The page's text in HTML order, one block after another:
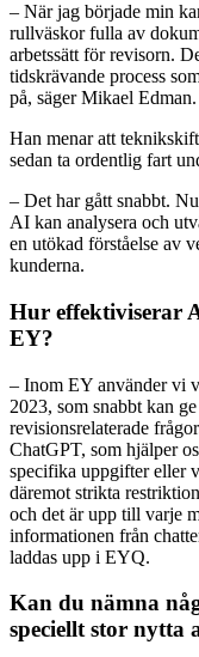
– När jag började min
rullväskor fulla av
arbetssätt för revisorn.
tidskrävande process
på, säger Mikael Edman.
Han menar att
sedan ta ordentlig fart
– Det har gått snabbt.
AI kan analysera och
en utökad förståelse av
kunderna.
Hur effektiviserar
EY?
– Inom EY använder vi
2023, som snabbt kan
revisionsrelaterade
ChatGPT, som hjälper
specifika uppgifter eller
däremot strikta
och det är upp till varje
informationen från
laddas upp i EYQ.
Kan du nämna
speciellt stor nytta